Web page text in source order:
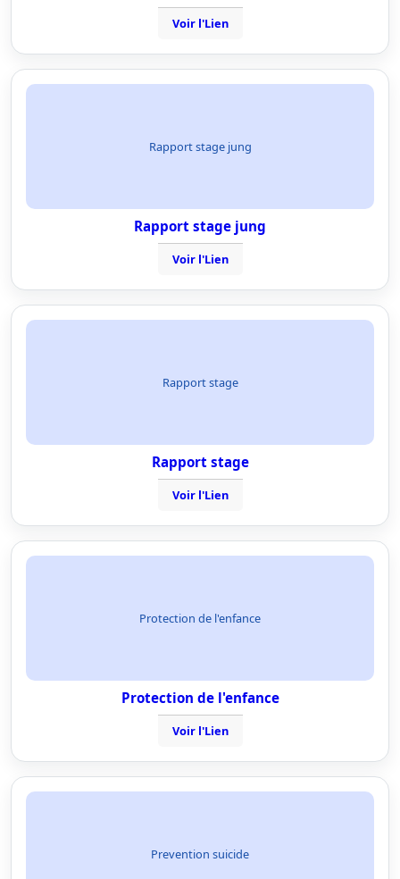
Voir l'Lien
Rapport stage jung
Rapport stage jung
Voir l'Lien
Rapport stage
Rapport stage
Voir l'Lien
Protection de l'enfance
Protection de l'enfance
Voir l'Lien
Prevention suicide